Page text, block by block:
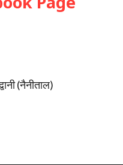
(नैनीताल)